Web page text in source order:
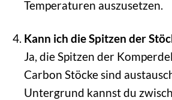
Temperaturen auszusetzen.
Kann ich die Spitzen der
Ja, die Spitzen der
Carbon Stöcke sind
Untergrund kannst du